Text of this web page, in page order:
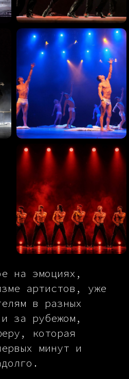
на эмоциях,
артистов, уже
в разных
за рубежом,
которая
минут и